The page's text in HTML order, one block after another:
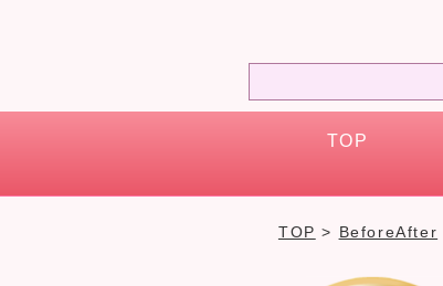
TOP
TOP > BeforeAfter